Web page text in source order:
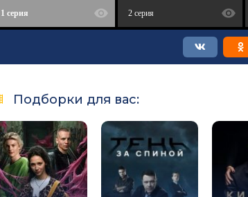
1 серия 2 серия
Подборки для вас: